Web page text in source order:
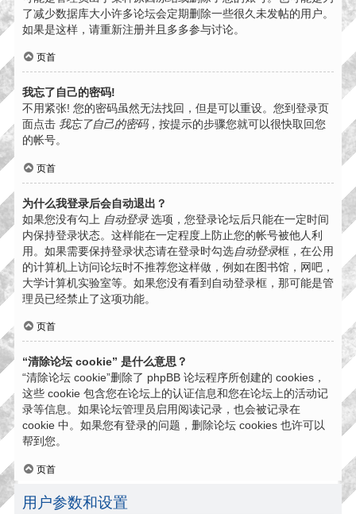
了减少数据库大小许多论坛会定期删除一些很久未发帖的用户。
如果是这样，请重新注册并且多多参与讨论。
页首
我忘了自己的密码!
不用紧张! 您的密码虽然无法找回，但是可以重设。您到登录页
面点击 我忘了自己的密码，按提示的步骤您就可以很快取回您
的帐号。
页首
为什么我登录后会自动退出？
如果您没有勾上 自动登录选项，您登录论坛后只能在一定时间
内保持登录状态。这样能在一定程度上防止您的帐号被他人利
用。如果需要保持登录状态请在登录时勾选自动登录框，在公用
的计算机上访问论坛时不推荐您这样做，例如在图书馆，网吧，
大学计算机实验室等。如果您没有看到自动登录框，那可能是管
理员已经禁止了这项功能。
页首
“清除论坛 cookie” 是什么意思？
“清除论坛 cookie”删除了 phpBB 论坛程序所创建的 cookies，
这些 cookie 包含您在论坛上的认证信息和您在论坛上的活动记
录等信息。如果论坛管理员启用阅读记录，也会被记录在
cookie 中。如果您有登录的问题，删除论坛 cookies 也许可以
帮到您。
页首
用户参数和设置